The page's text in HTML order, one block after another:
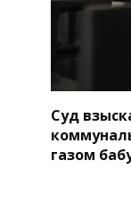
Суд
газом